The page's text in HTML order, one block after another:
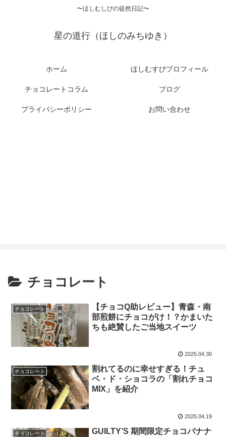
〜ほしむしびの徒然日記〜
星の道行（ほしのみちゆき）
ホーム ほしむすびプロフィール
チョコレートコラム ブログ
プライバシーポリシー お問い合わせ
チョコレート
チョコレート
【チョコQ助レビュー】青森・南
部煎餅にチョコがけ！？かまいた
ちも絶賛したご当地スイーツ
2025.04.30
チョコレート
割れてるのに幸せすぎる！チュ
ベ・ド・ショコラの「割れチョコ
MIX」を紹介
2025.04.19
チョコレート GUILTY’S 期間限定チョコバナナ